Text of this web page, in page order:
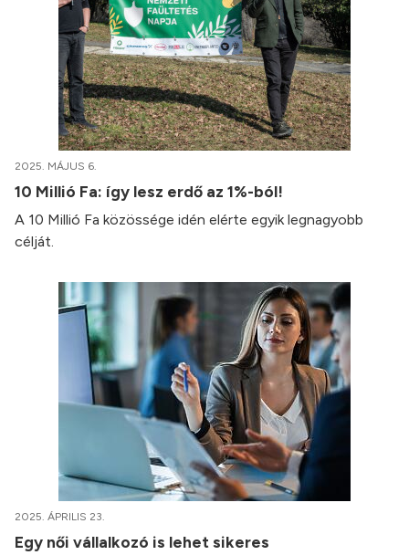
2025. MÁJUS 6.
10 Millió Fa: így lesz erdő az 1%-ból!
A 10 Millió Fa közössége idén elérte egyik legnagyobb
célját.
2025. ÁPRILIS 23.
Egy női vállalkozó is lehet sikeres